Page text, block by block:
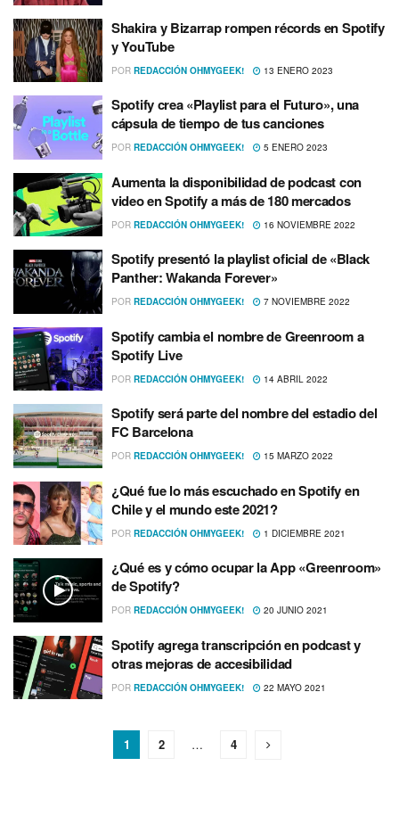
Shakira y Bizarrap rompen récords en Spotify
y YouTube
POR REDACCIÓN OHMYGEEK! 13 ENERO 2023
Spotify crea «Playlist para el Futuro», una
cápsula de tiempo de tus canciones
POR REDACCIÓN OHMYGEEK! 5 ENERO 2023
Aumenta la disponibilidad de podcast con
video en Spotify a más de 180 mercados
POR REDACCIÓN OHMYGEEK! 16 NOVIEMBRE 2022
Spotify presentó la playlist oficial de «Black
Panther: Wakanda Forever»
POR REDACCIÓN OHMYGEEK! 7 NOVIEMBRE 2022
Spotify cambia el nombre de Greenroom a
Spotify Live
POR REDACCIÓN OHMYGEEK! 14 ABRIL 2022
Spotify será parte del nombre del estadio del
FC Barcelona
POR REDACCIÓN OHMYGEEK! 15 MARZO 2022
¿Qué fue lo más escuchado en Spotify en
Chile y el mundo este 2021?
POR REDACCIÓN OHMYGEEK! 1 DICIEMBRE 2021
¿Qué es y cómo ocupar la App «Greenroom»
de Spotify?
POR REDACCIÓN OHMYGEEK! 20 JUNIO 2021
Spotify agrega transcripción en podcast y
otras mejoras de accesibilidad
POR REDACCIÓN OHMYGEEK! 22 MAYO 2021
1 2 … 4